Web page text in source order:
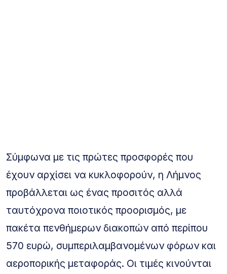
Σύμφωνα με τις πρώτες προσφορές που
έχουν αρχίσει να κυκλοφορούν, η Λήμνος
προβάλλεται ως ένας προσιτός αλλά
ταυτόχρονα ποιοτικός προορισμός, με
πακέτα πενθήμερων διακοπών από περίπου
570 ευρώ, συμπεριλαμβανομένων φόρων και
αεροπορικής μεταφοράς. Οι τιμές κινούνται